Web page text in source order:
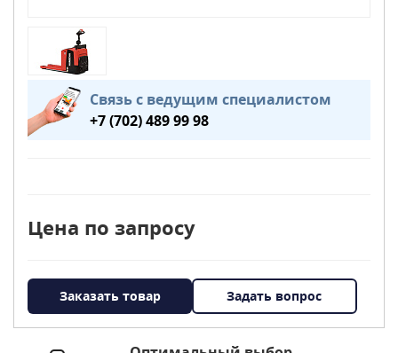
Связь с ведущим специалистом
+7 (702) 489 99 98
Цена по запросу
Заказать товар Задать вопрос